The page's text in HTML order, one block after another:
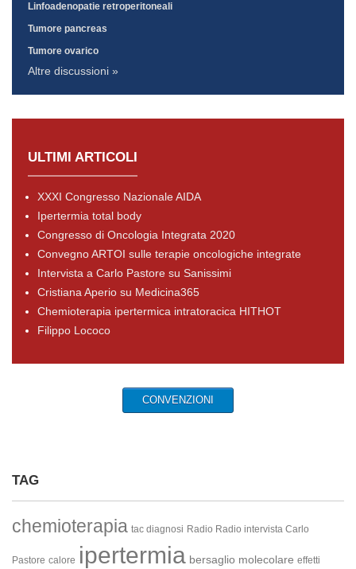
Linfoadenopatie retroperitoneali
Tumore pancreas
Tumore ovarico
Altre discussioni »
ULTIMI ARTICOLI
XXXI Congresso Nazionale AIDA
Ipertermia total body
Congresso di Oncologia Integrata 2020
Convegno ARTOI sulle terapie oncologiche integrate
Intervista a Carlo Pastore su Sanissimi
Cristiana Aperio su Medicina365
Chemioterapia ipertermica intratoracica HITHOT
Filippo Lococo
CONVENZIONI
TAG
chemioterapia tac diagnosi Radio Radio intervista Carlo
Pastore calore ipertermia bersaglio molecolare effetti